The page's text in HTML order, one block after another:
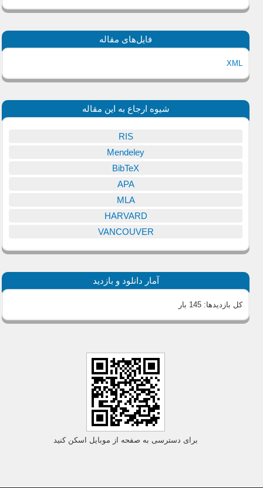
فایل‌های مقاله
XML
شیوه ارجاع به این مقاله
RIS
Mendeley
BibTeX
APA
MLA
HARVARD
VANCOUVER
آمار دانلود و بازدید
کل بازدیدها:145 بار
برای دسترسی به صفحه از موبایل اسکن کنید